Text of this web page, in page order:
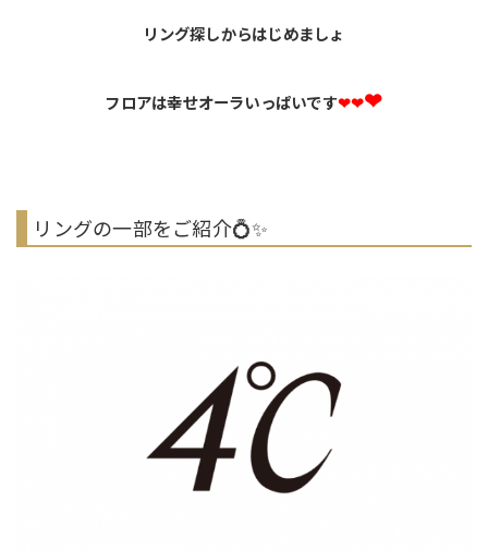
リング探しからはじめましょ
フロアは幸せオーラいっぱいです❤❤❤
リングの一部をご紹介💍✨